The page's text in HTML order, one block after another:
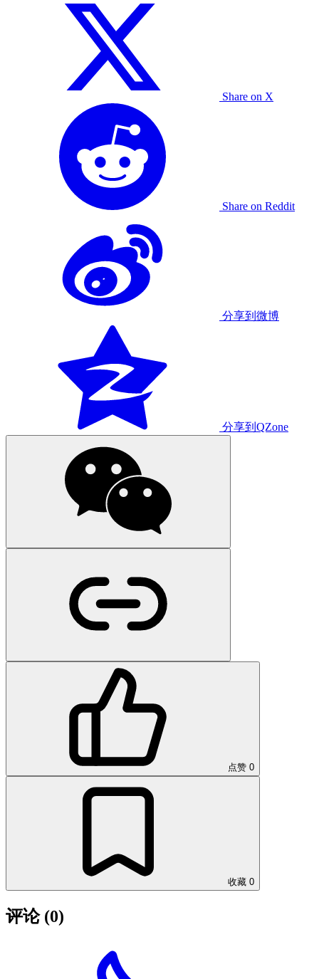
Share on X
Share on Reddit
分享到微博
分享到QZone
点赞 0
收藏 0
评论 (0)